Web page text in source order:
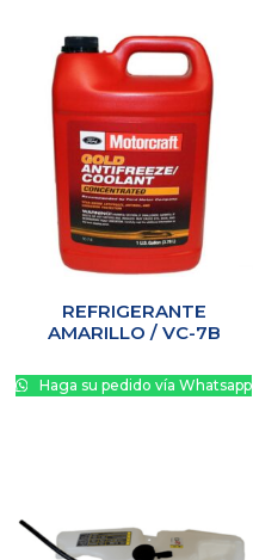
REFRIGERANTE
AMARILLO / VC-7B
Haga su pedido vía Whatsapp